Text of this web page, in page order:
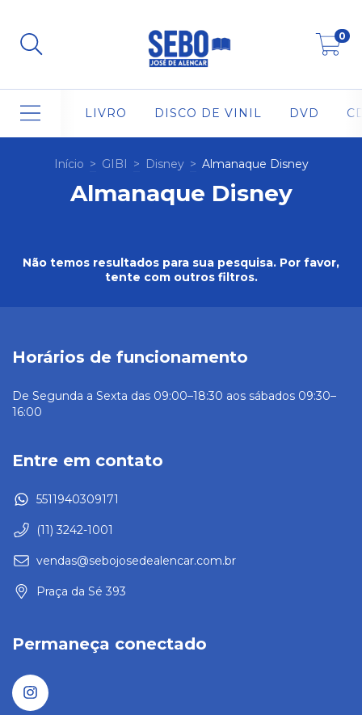
0
LIVRO DISCO DE VINIL DVD
Início > GIBI > Disney > Almanaque Disney
Almanaque Disney
Não temos resultados para sua pesquisa. Por favor,
tente com outros filtros.
Horários de funcionamento
De Segunda a Sexta das 09:00–18:30 aos sábados 09:30–
16:00
Entre em contato
5511940309171
(11) 3242-1001
vendas@sebojosedealencar.com.br
Praça da Sé 393
Permaneça conectado